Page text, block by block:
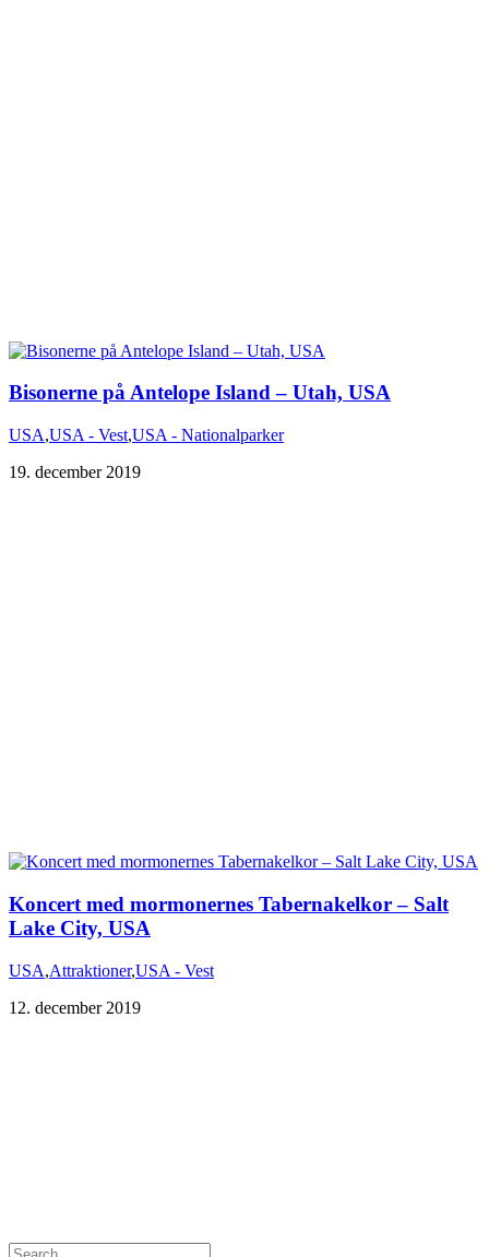
Bisonerne på Antelope Island – Utah, USA
USA,USA - Vest,USA - Nationalparker
19. december 2019
Koncert med mormonernes Tabernakelkor – Salt
Lake City, USA
USA,Attraktioner,USA - Vest
12. december 2019